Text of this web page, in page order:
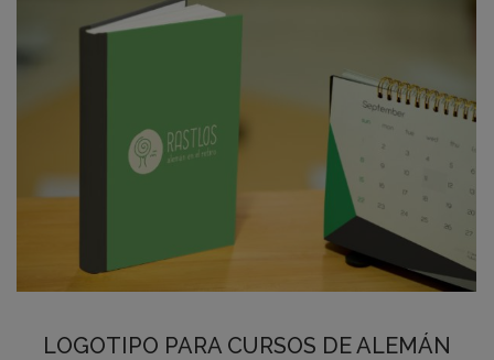
LOGOTIPO PARA CURSOS DE ALEMÁN